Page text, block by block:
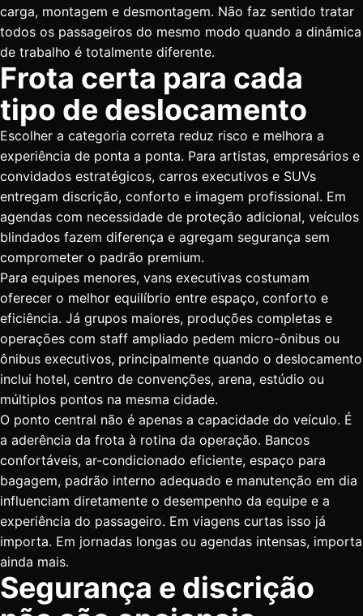
carga, montagem e desmontagem. Não faz sentido tratar
todos os passageiros do mesmo modo quando a dinâmica
de trabalho é totalmente diferente.
Frota certa para cada
tipo de deslocamento
Escolher a categoria correta reduz risco e melhora a
experiência de ponta a ponta. Para artistas, empresários e
convidados estratégicos, carros executivos e SUVs
entregam discrição, conforto e imagem profissional. Em
agendas com necessidade de proteção adicional, veículos
blindados fazem diferença e agregam segurança sem
comprometer o padrão premium.
Para equipes menores, vans executivas costumam
oferecer o melhor equilíbrio entre espaço, conforto e
eficiência. Já grupos maiores, produções completas e
operações com staff ampliado pedem micro-ônibus ou
ônibus executivos, principalmente quando o deslocamento
inclui hotel, centro de convenções, arena, estúdio ou
múltiplos pontos na mesma cidade.
O ponto central não é apenas a capacidade do veículo. É
a aderência da frota à rotina da operação. Bancos
confortáveis, ar-condicionado eficiente, espaço para
bagagem, padrão interno adequado e manutenção em dia
influenciam diretamente o desempenho da equipe e a
experiência do passageiro. Em viagens curtas isso já
importa. Em jornadas longas ou agendas intensas, importa
ainda mais.
Segurança e discrição